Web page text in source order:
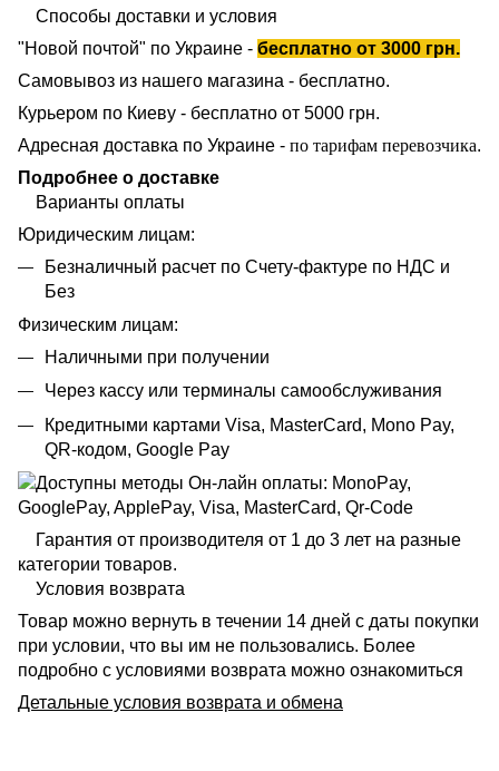
Способы доставки и условия
"Новой почтой" по Украине - бесплатно от 3000 грн.
Самовывоз из нашего магазина - бесплатно.
Курьером по Киеву - бесплатно от 5000 грн.
Адресная доставка по Украине - по тарифам перевозчика.
Подробнее о доставке
Варианты оплаты
Юридическим лицам:
Безналичный расчет по Счету-фактуре по НДС и
Без
Физическим лицам:
Наличными при получении
Через кассу или терминалы самообслуживания
Кредитными картами Visa, MasterCard, Mono Pay,
QR-кодом, Google Pay
Гарантия от производителя от 1 до 3 лет на разные
категории товаров.
Условия возврата
Товар можно вернуть в течении 14 дней с даты покупки
при условии, что вы им не пользовались. Более
подробно с условиями возврата можно ознакомиться
Детальные условия возврата и обмена